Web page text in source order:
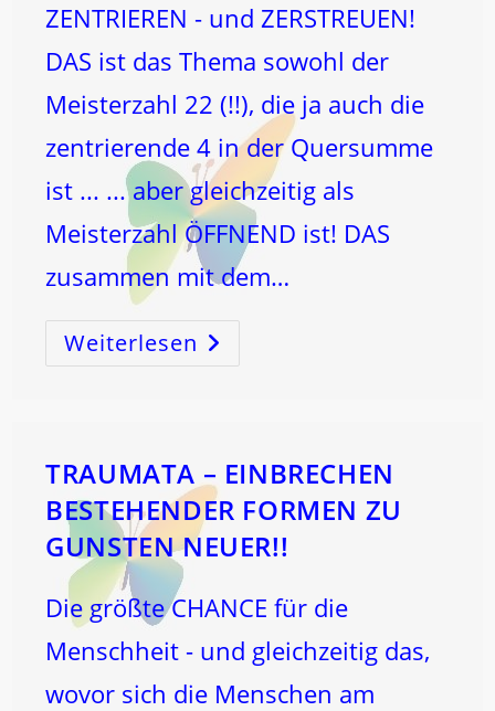
ZENTRIEREN - und ZERSTREUEN!
DAS ist das Thema sowohl der
Meisterzahl 22 (!!), die ja auch die
zentrierende 4 in der Quersumme
ist ... ... aber gleichzeitig als
Meisterzahl ÖFFNEND ist! DAS
zusammen mit dem…
Weiterlesen Am
22.
…
TRAUMATA – EINBRECHEN
BESTEHENDER FORMEN ZU
GUNSTEN NEUER!!
Die größte CHANCE für die
Menschheit - und gleichzeitig das,
wovor sich die Menschen am